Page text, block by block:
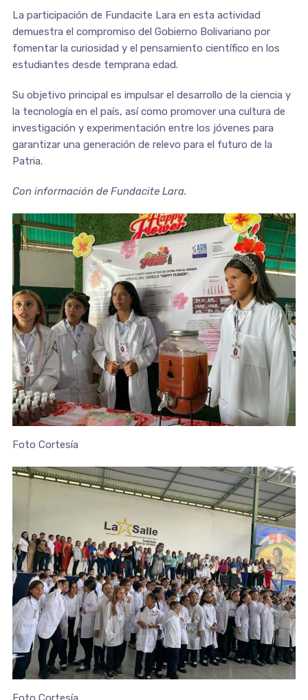
La participación de Fundacite Lara en esta actividad
demuestra el compromiso del Gobierno Bolivariano por
fomentar la curiosidad y el pensamiento científico en los
estudiantes desde temprana edad.
Su objetivo principal es impulsar el desarrollo de la ciencia y
la tecnología en el país, así como promover una cultura de
investigación y experimentación entre los jóvenes para
garantizar una generación de relevo para el futuro de la
Patria.
Con información de Fundacite Lara.
Foto Cortesía